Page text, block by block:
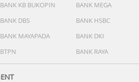
super cepat, serta dukungan
dan Wireless PowerShare.
8 Elite Gen 5 for Galaxy
BANK KB BUKOPIN
BANK MEGA
BANK DBS
BANK HSBC
BANK MAYAPADA
BANK DKI
BTPN BANK RAYA